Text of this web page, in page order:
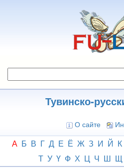
Тувинско-
О сайте
А Б В Г Д Е Ё Ж З И Й К
Т У Ү Ф Х Ц Ч Ш Щ